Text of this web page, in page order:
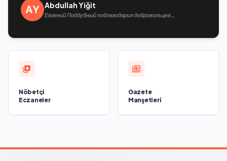
Abdullah Yiğit
Евгений Поддубный поблагодарил добровольцев
Nöbetçi
Eczaneler
Gazete
Manşetleri